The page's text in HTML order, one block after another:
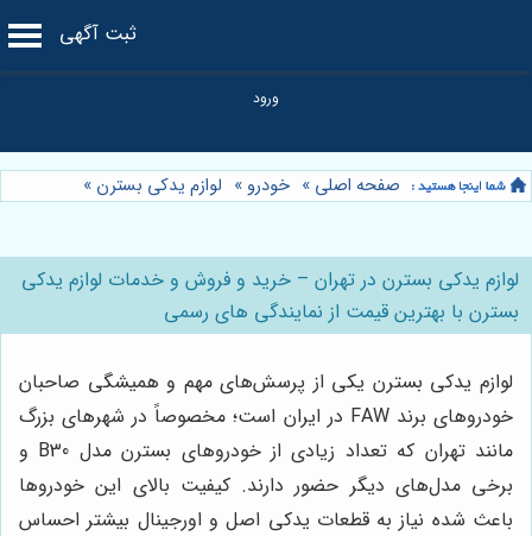
ثبت آگهی
صفحه اصلی » خودرو » لوازم یدکی بسترن »
لوازم یدکی بسترن در تهران – خرید و فروش و خدمات لوازم یدکی
بسترن با بهترین قیمت از نمایندگی های رسمی
لوازم یدکی بسترن یکی از پرسش‌های مهم و همیشگی صاحبان
خودروهای برند FAW در ایران است؛ مخصوصاً در شهرهای بزرگ
مانند تهران که تعداد زیادی از خودروهای بسترن مدل B30 و
برخی مدل‌های دیگر حضور دارند. کیفیت بالای این خودروها
باعث شده نیاز به قطعات یدکی اصل و اورجینال بیشتر احساس